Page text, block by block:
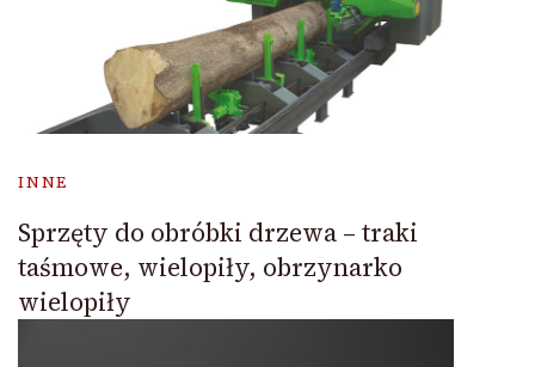
INNE
Sprzęty do obróbki drzewa – traki
taśmowe, wielopiły, obrzynarko
wielopiły